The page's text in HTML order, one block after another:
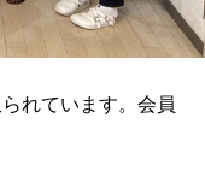
れています。会員